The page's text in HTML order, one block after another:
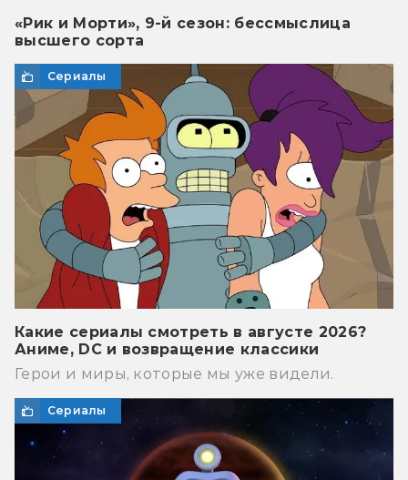
«Рик и Морти», 9-й сезон: бессмыслица
высшего сорта
Сериалы
Какие сериалы смотреть в августе 2026?
Аниме, DC и возвращение классики
Герои и миры, которые мы уже видели.
Сериалы